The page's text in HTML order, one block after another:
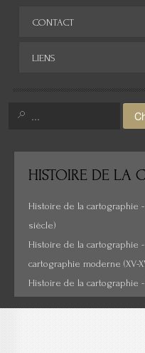
Amérique
Histoire de la cartographie
CONTACT
LIENS
HISTOIRE DE LA
Histoire de la cartographie
siècle)
Histoire de la cartographie
cartographie moderne (XV-
Histoire de la cartographie